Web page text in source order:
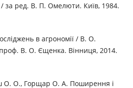
/ за ред. В. П. Омелюти. Київ, 1984.
в агрономії / В. О.
В. О. Єщенка. Вінниця, 2014.
О. О., Горщар О. А. Поширення і